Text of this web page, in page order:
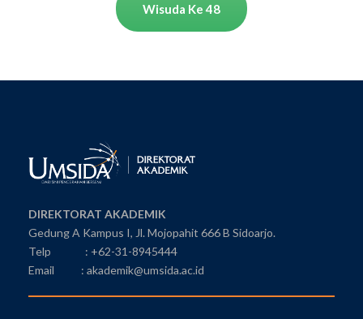
Wisuda Ke 48
DIREKTORAT AKADEMIK
Gedung A Kampus I, Jl. Mojopahit 666 B Sidoarjo.
Telp : +62-31-8945444
Email : akademik@umsida.ac.id